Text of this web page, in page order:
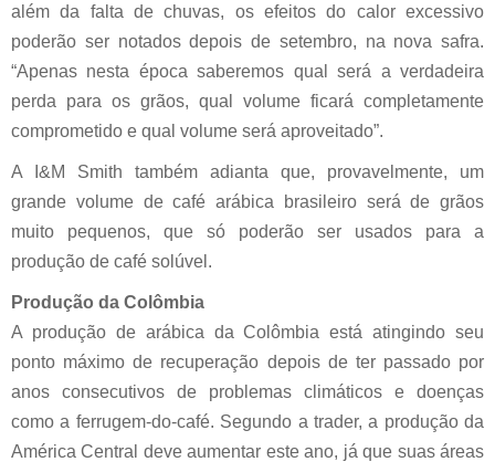
além da falta de chuvas, os efeitos do calor excessivo
poderão ser notados depois de setembro, na nova safra.
“Apenas nesta época saberemos qual será a verdadeira
perda para os grãos, qual volume ficará completamente
comprometido e qual volume será aproveitado”.
A I&M Smith também adianta que, provavelmente, um
grande volume de café arábica brasileiro será de grãos
muito pequenos, que só poderão ser usados para a
produção de café solúvel.
Produção da Colômbia
A produção de arábica da Colômbia está atingindo seu
ponto máximo de recuperação depois de ter passado por
anos consecutivos de problemas climáticos e doenças
como a ferrugem-do-café. Segundo a trader, a produção da
América Central deve aumentar este ano, já que suas áreas